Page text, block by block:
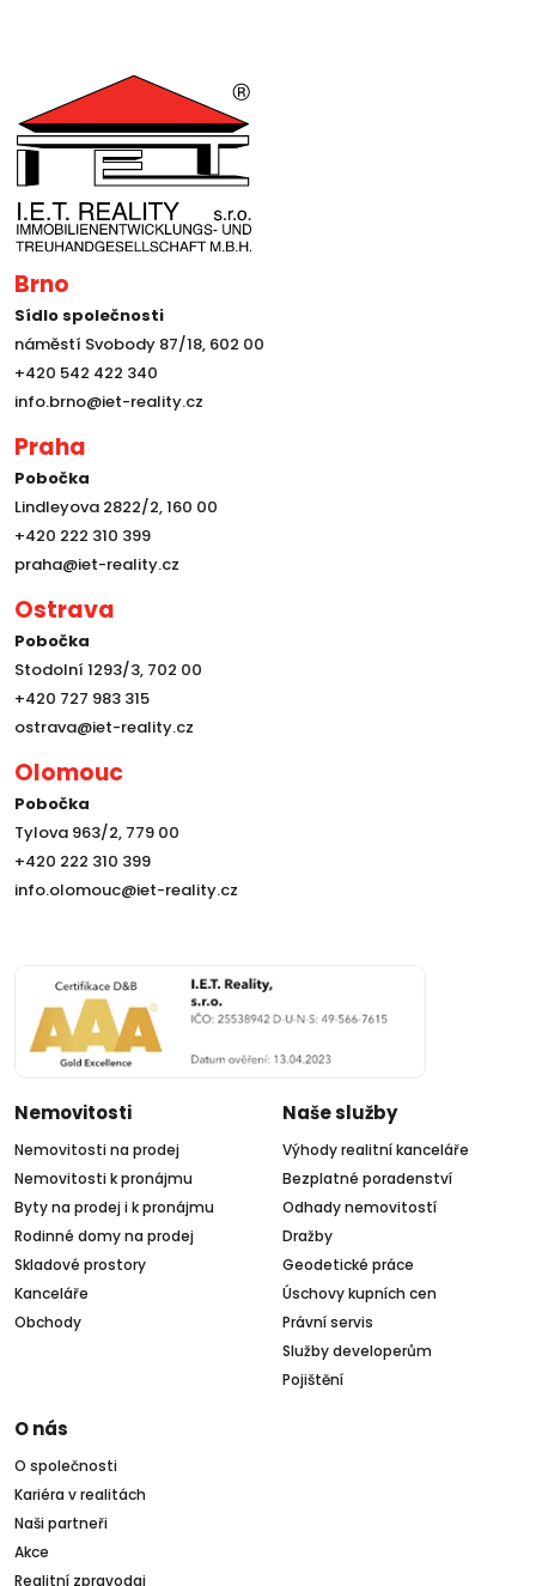
Brno
Sídlo společnosti
náměstí Svobody 87/18, 602 00
+420 542 422 340
info.brno@iet-reality.cz
Praha
Pobočka
Lindleyova 2822/2, 160 00
+420 222 310 399
praha@iet-reality.cz
Ostrava
Pobočka
Stodolní 1293/3, 702 00
+420 727 983 315
ostrava@iet-reality.cz
Olomouc
Pobočka
Tylova 963/2, 779 00
+420 222 310 399
info.olomouc@iet-reality.cz
Nemovitosti
Nemovitosti na prodej
Nemovitosti k pronájmu
Byty na prodej i k pronájmu
Rodinné domy na prodej
Skladové prostory
Kanceláře
Obchody
Naše služby
Výhody realitní kanceláře
Bezplatné poradenství
Odhady nemovitostí
Dražby
Geodetické práce
Úschovy kupních cen
Právní servis
Služby developerům
Pojištění
O nás
O společnosti
Kariéra v realitách
Naši partneři
Akce
Realitní zpravodaj